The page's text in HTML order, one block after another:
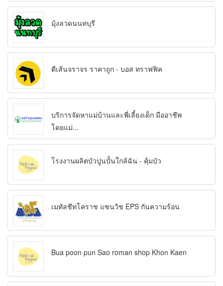
มุ้งลวดนนทบุรี
ตีเส้นจราจร ราคาถูก - บอส ทราฟฟิค
บริการจัดหาแม่บ้านและพี่เลี้ยงเด็ก มืออาชีพ
โดยแม่...
โรงงานผลิตบัวปูนปั้นใกล้ฉัน - คุ้มบัว
เมทัลชีทโคราช แซนวิช EPS กันความร้อน
Bua poon pun Sao roman shop Khon Kaen